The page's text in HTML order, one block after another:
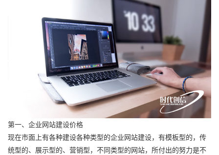
第一、企业网站建设价格
现在市面上有各种建设各种类型的企业网站建设，有模板型的，传
统型的、展示型的、营销型，不同类型的网站，所付出的努力是不